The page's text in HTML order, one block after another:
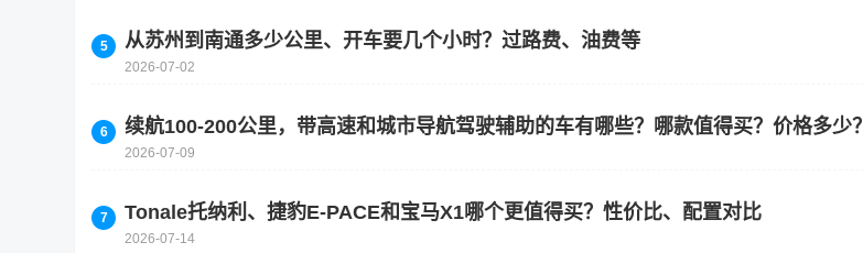
从苏州到南通多少公里、开车要几个小时？过路费、油费等
2026-07-02
续航100-200公里，带高速和城市导航驾驶辅助的车有哪些？哪款值得买？价格多少？
2026-07-09
Tonale托纳利、捷豹E-PACE和宝马X1哪个更值得买？性价比、配置对比
2026-07-14